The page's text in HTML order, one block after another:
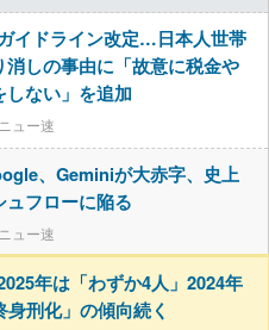
イドライン改定…日本人世帯
しの事由に「故意に税金や
ない」を追加
ニュー速
、Geminiが大赤字、史上
フローに陥る
ニュー速
年は「わずか4人」2024年
刑化」の傾向続く